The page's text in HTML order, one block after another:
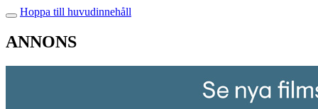
Hoppa till huvudinnehåll
ANNONS